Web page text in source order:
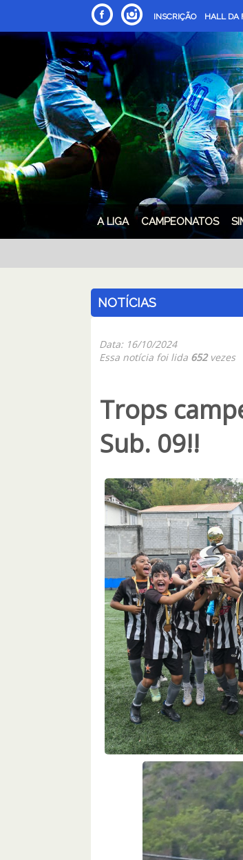
INSCRIÇÃO HALL DA
A LIGA CAMPEONATOS
NOTÍCIAS
Data: 16/10/2024
Essa notícia foi lida 652vezes
Trops
Sub. 09!!